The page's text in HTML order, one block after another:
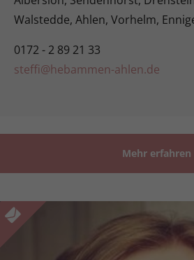
Walstedde, Ahlen, Vorhelm,
0172 - 2 89 21 33
steffi@hebammen-ahlen.de
Mehr erfahren